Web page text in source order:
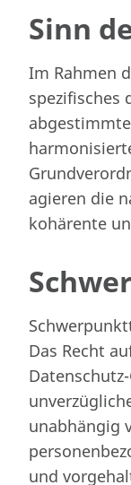
Sinn
Im Rahmen
spezifisches
agieren die
kohärente
Das Recht
unabhängig
und